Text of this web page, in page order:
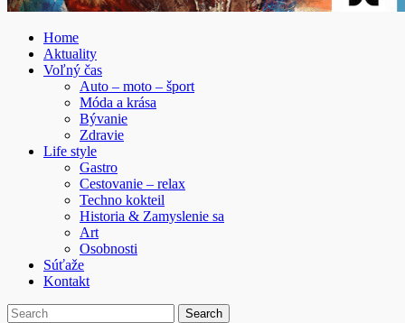
Home
Aktuality
Voľný čas
Auto – moto – šport
Móda a krása
Bývanie
Zdravie
Life style
Gastro
Cestovanie – relax
Techno kokteil
Historia & Zamyslenie sa
Art
Osobnosti
Súťaže
Kontakt